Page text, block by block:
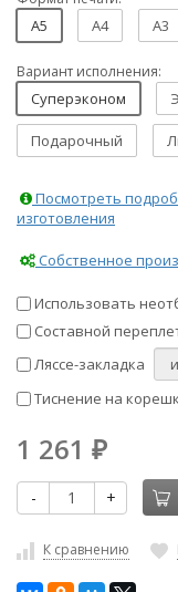
A5 A4 A3
Вариант исполнения:
Суперэконом
Подарочный
Посмотреть
изготовления
Собственное
Использовать
Составной
Ляссе-закладка
Тиснение на
1 261 ₽
- +
К сравнению